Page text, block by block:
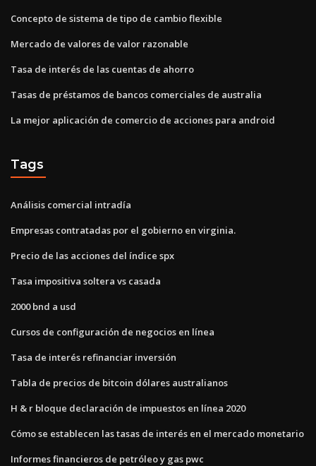
Concepto de sistema de tipo de cambio flexible
Mercado de valores de valor razonable
Tasa de interés de las cuentas de ahorro
Tasas de préstamos de bancos comerciales de australia
La mejor aplicación de comercio de acciones para android
Tags
Análisis comercial intradía
Empresas contratadas por el gobierno en virginia.
Precio de las acciones del índice spx
Tasa impositiva soltera vs casada
2000 bnd a usd
Cursos de configuración de negocios en línea
Tasa de interés refinanciar inversión
Tabla de precios de bitcoin dólares australianos
H & r bloque declaración de impuestos en línea 2020
Cómo se establecen las tasas de interés en el mercado monetario
Informes financieros de petróleo y gas pwc